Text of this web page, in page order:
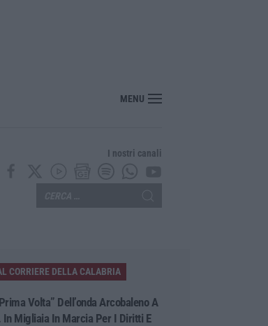
sul divieto per i 14enni in strada senza accompagnamento
MENU
I nostri canali
CORRIERE DELLA CALABRIA
Volta” Dell’onda Arcobaleno A
In Migliaia In Marcia Per I Diritti E